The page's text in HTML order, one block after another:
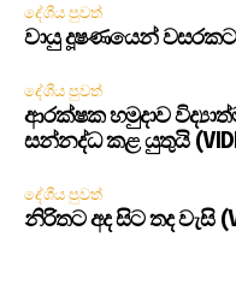
දේශීය පුවත්
වායු දූෂණයෙන් වසරකට
දේශීය පුවත්
ආරක්ෂක හමුදාව
සන්නද්ධ කළ යුතුයි
දේශීය පුවත්
නිරිතට අද සිට තද වැසි